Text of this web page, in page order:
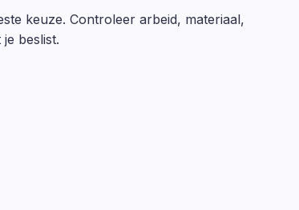
keuze. Controleer arbeid, materiaal,
beslist.